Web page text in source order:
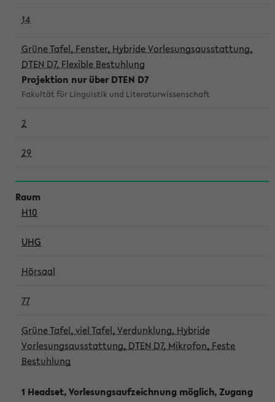
14
Grüne Tafel, Fenster, Hybride Vorlesungsausstattung,
DTEN D7, Flexible Bestuhlung
Projektion nur über DTEN D7
Fakultät für Linguistik und Literaturwissenschaft
2
29
H10
UHG
Hörsaal
77
Grüne Tafel, viel Tafel, Verdunklung, Hybride
Vorlesungsausstattung, DTEN D7, Mikrofon, Feste
Bestuhlung
1 Headset, Vorlesungsaufzeichnung möglich, Zugang